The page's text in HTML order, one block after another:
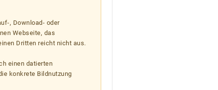
, Download- oder
Webseite, das
Dritten reicht nicht aus.
einen datierten
konkrete Bildnutzung